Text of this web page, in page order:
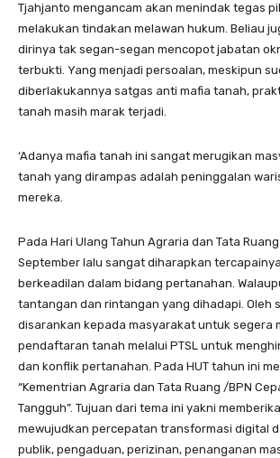
Tjahjanto mengancam akan menindak tegas
melakukan tindakan melawan hukum. Beliau
dirinya tak segan-segan mencopot jabatan
terbukti. Yang menjadi persoalan, meskipun
diberlakukannya satgas anti mafia tanah,
tanah masih marak terjadi.
‘Adanya mafia tanah ini sangat merugikan
tanah yang dirampas adalah peninggalan
mereka.
Pada Hari Ulang Tahun Agraria dan Tata
September lalu sangat diharapkan
berkeadilan dalam bidang pertanahan.
tantangan dan rintangan yang dihadapi. Oleh
disarankan kepada masyarakat untuk segera
pendaftaran tanah melalui PTSL untuk
dan konflik pertanahan. Pada HUT tahun ini
“Kementrian Agraria dan Tata Ruang /BPN
Tangguh”. Tujuan dari tema ini yakni
mewujudkan percepatan transformasi digital
publik, pengaduan, perizinan, penanganan